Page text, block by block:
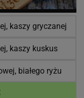
kaszy gryczanej
kaszy kuskus
białego ryżu